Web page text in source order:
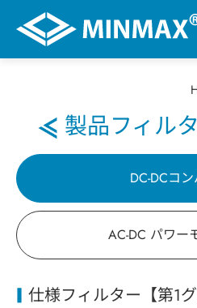
製品フィル
DC-DCコ
AC-DC パワー
仕様フィルター【第1グ
VR展示ホール
製品情報
AC-DC パワーモジュール